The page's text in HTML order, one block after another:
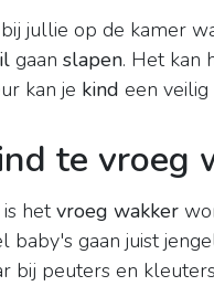
jullie op de kamer
gaan slapen. Het kan
kan je kind een
te vroeg
hetvroeg wakker
baby's gaan juist
bij peuters en